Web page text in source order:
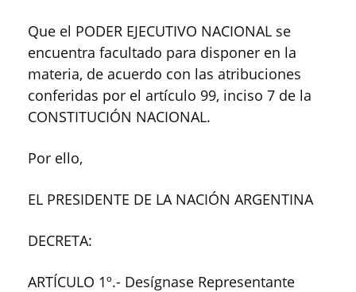
Que el PODER EJECUTIVO NACIONAL se
encuentra facultado para disponer en la
materia, de acuerdo con las atribuciones
conferidas por el artículo 99, inciso 7 de la
CONSTITUCIÓN NACIONAL.
Por ello,
EL PRESIDENTE DE LA NACIÓN ARGENTINA
DECRETA:
ARTÍCULO 1º.- Desígnase Representante